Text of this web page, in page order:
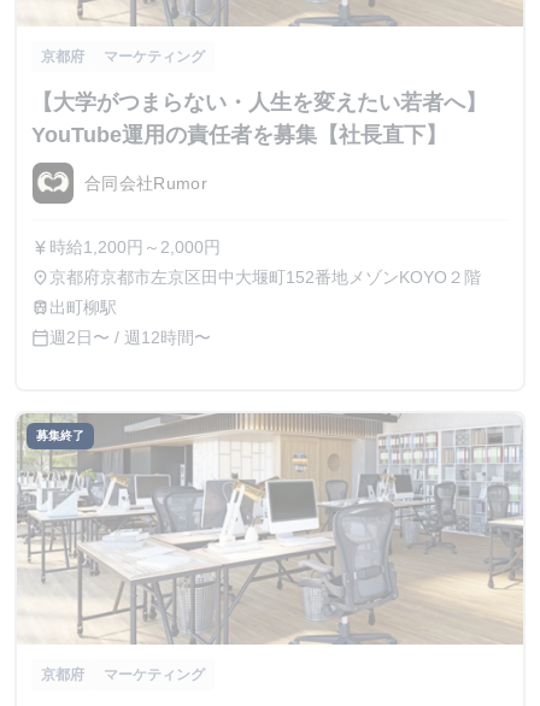
京都府 マーケティング
【大学がつまらない・人生を変えたい若者へ】
YouTube運用の責任者を募集【社長直下】
合同会社Rumor
currency_yen 時給1,200円～2,000円
place 京都府京都市左京区田中大堰町152番地メゾンKOYO２階
train 出町柳駅
calendar_today週2日〜 / 週12時間〜
募集終了
京都府 マーケティング